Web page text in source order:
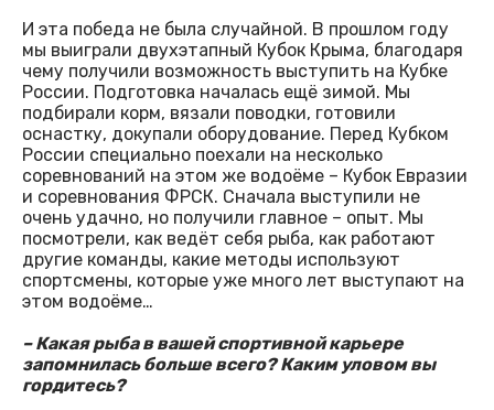
И эта победа не была случайной. В прошлом году
мы выиграли двухэтапный Кубок Крыма, благодаря
чему получили возможность выступить на Кубке
России. Подготовка началась ещё зимой. Мы
подбирали корм, вязали поводки, готовили
оснастку, докупали оборудование. Перед Кубком
России специально поехали на несколько
соревнований на этом же водоёме – Кубок Евразии
и соревнования ФРСК. Сначала выступили не
очень удачно, но получили главное – опыт. Мы
посмотрели, как ведёт себя рыба, как работают
другие команды, какие методы используют
спортсмены, которые уже много лет выступают на
этом водоёме…
– Какая рыба в вашей спортивной карьере
запомнилась больше всего? Каким уловом вы
гордитесь?